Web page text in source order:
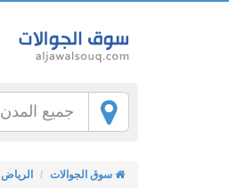
جميع المدن
سوق الجوالات الرياض